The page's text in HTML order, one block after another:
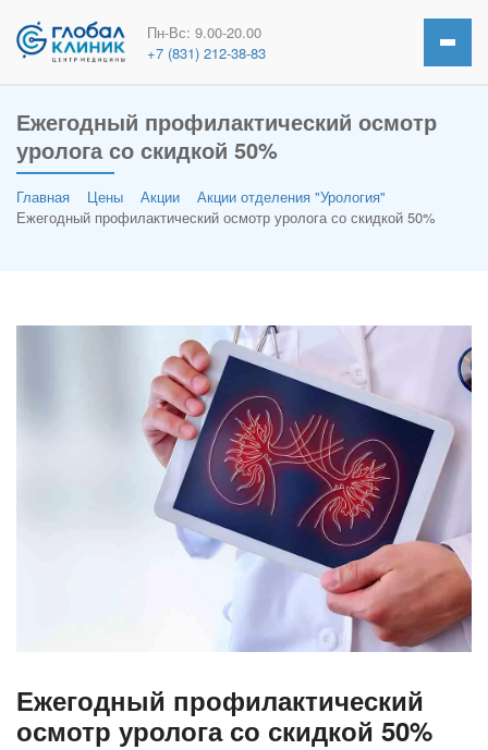
Пн-Вс: 9.00-20.00
+7 (831) 212-38-83
Ежегодный профилактический осмотр
уролога со скидкой 50%
Главная Цены Акции
Акции отделения "Урология"
Ежегодный профилактический осмотр уролога со скидкой 50%
Ежегодный профилактический
осмотр уролога со скидкой 50%